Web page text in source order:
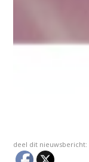
deel dit nieuwsbericht: